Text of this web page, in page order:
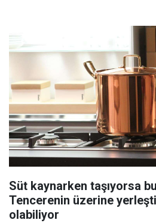
Süt kaynarken taşıyorsa
Tencerenin üzerine
olabiliyor